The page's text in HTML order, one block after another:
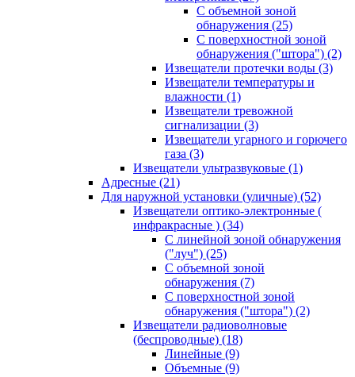
С объемной зоной
обнаружения (25)
С поверхностной зоной
обнаружения ("штора") (2)
Извещатели протечки воды (3)
Извещатели температуры и
влажности (1)
Извещатели тревожной
сигнализации (3)
Извещатели угарного и горючего
газа (3)
Извещатели ультразвуковые (1)
Адресные (21)
Для наружной установки (уличные) (52)
Извещатели оптико-электронные (
инфракрасные ) (34)
С линейной зоной обнаружения
("луч") (25)
С объемной зоной
обнаружения (7)
С поверхностной зоной
обнаружения ("штора") (2)
Извещатели радиоволновые
(беспроводные) (18)
Линейные (9)
Объемные (9)